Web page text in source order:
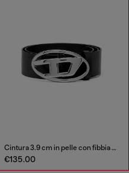
Cintura 3.9 cm in pelle con fibbia Oval D lucida
€135.00